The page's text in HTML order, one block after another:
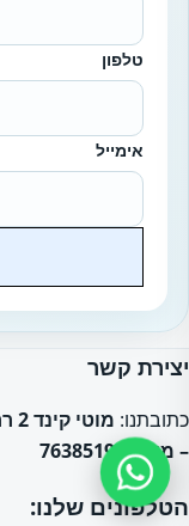
טלפון
אימייל
יצירת קשר
כתובתנו:
– מיקוד: 7638519
הטלפונים שלנו: